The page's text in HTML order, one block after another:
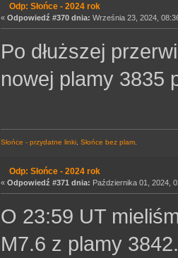
Odp: Słońce - 2024 rok
« Odpowiedź #370 dnia: Września 23, 2024,
Po dłuższej
nowej plamy 3835
Słońce - przydatne linki Słońce bez plam
Odp: Słońce - 2024 rok
« Odpowiedź #371 dnia: Października 01, 2024,
O 23:59 UT
M7.6 z plamy